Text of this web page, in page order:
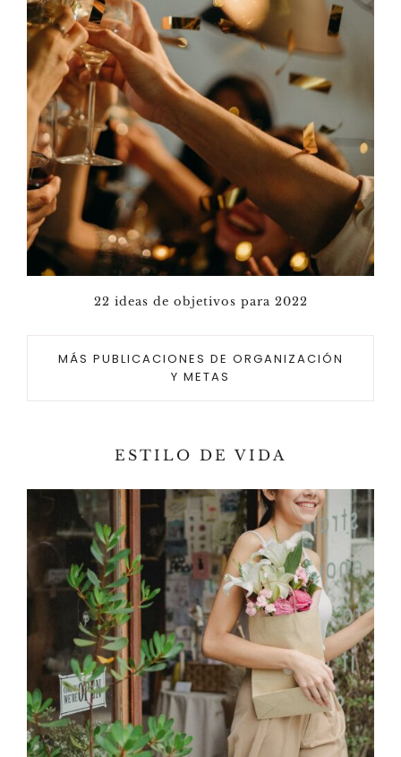
22 ideas de objetivos para 2022
MÁS PUBLICACIONES DE ORGANIZACIÓN
Y METAS
ESTILO DE VIDA